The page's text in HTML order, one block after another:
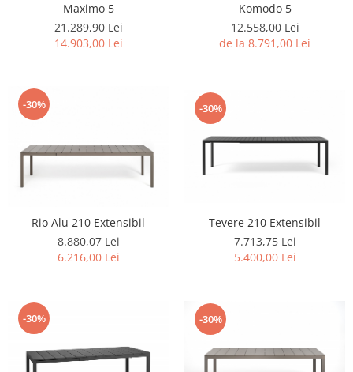
Ghivece Polipropilena
Maximo 5
21.289,90 Lei
14.903,00 Lei
Komodo 5
12.558,00 Lei
de la 8.791,00 Lei
-30%
Rio Alu 210 Extensibil
8.880,07 Lei
6.216,00 Lei
-30%
Tevere 210 Extensibil
7.713,75 Lei
5.400,00 Lei
-30% -30%